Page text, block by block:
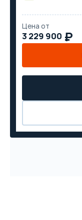
Цена от
3 229 900